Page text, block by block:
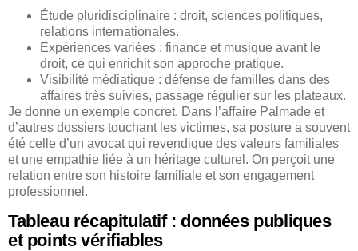
Étude pluridisciplinaire : droit, sciences politiques,
relations internationales.
Expériences variées : finance et musique avant le
droit, ce qui enrichit son approche pratique.
Visibilité médiatique : défense de familles dans des
affaires très suivies, passage régulier sur les plateaux.
Je donne un exemple concret. Dans l’affaire Palmade et
d’autres dossiers touchant les victimes, sa posture a souvent
été celle d’un avocat qui revendique des valeurs familiales
et une empathie liée à un héritage culturel. On perçoit une
relation entre son histoire familiale et son engagement
professionnel.
Tableau récapitulatif : données publiques
et points vérifiables